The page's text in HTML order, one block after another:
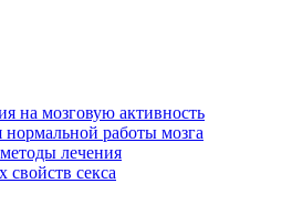
на мозговую активность
работы мозга
лечения
секса